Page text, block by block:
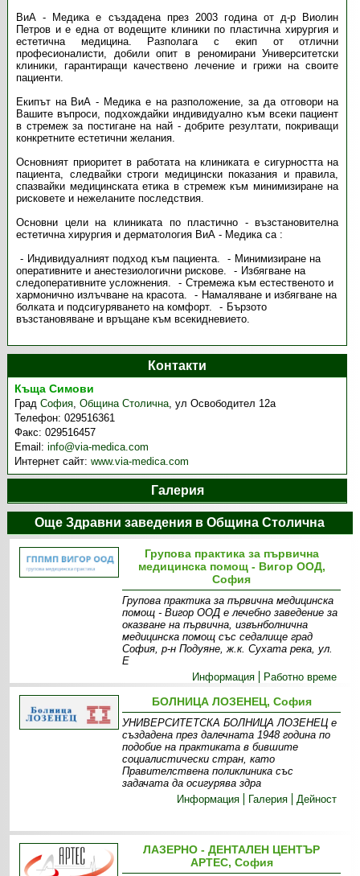
ВиА - Медика е създадена през 2003 година от д-р Виолин
Петров и е една от водещите клиники по пластична хирургия и
естетична медицина. Разполага с екип от отлични
професионалисти, добили опит в реномирани Университетски
клиники, гарантиращи качествено лечение и грижи на своите
пациенти.
Екипът на ВиА - Медика е на разположение, за да отговори на
Вашите въпроси, подхождайки индивидуално към всеки пациент
в стремеж за постигане на най - добрите резултати, покриващи
конкретните естетични желания.
Основният приоритет в работата на клиниката е сигурността на
пациента, следвайки строги медицински показания и правила,
спазвайки медицинската етика в стремеж към минимизиране на
рисковете и нежеланите последствия.
Основни цели на клиниката по пластично - възстановителна
естетична хирургия и дерматология ВиА - Медика са :
Индивидуалният подход към пациента.
Минимизиране на
оперативните и анестезиологични рискове.
Избягване на
следоперативните усложнения.
Стремежа към естественото и
хармонично излъчване на красота.
Намаляване и избягване на
болката и подсигуряването на комфорт.
Бързото
възстановяване и връщане към всекидневието.
Контакти
Къща Симови
ГрадСофия ,Община Столична ,ул Освободител 12а
Телефон:029516361
Факс:029516457
Email:info@via-medica.com
Интернет сайт:www.via-medica.com
Галерия
Още Здравни заведения в Община Столична
Групова практика за първична
медицинска помощ - Вигор ООД,
София
Групова практика за първична медицинска
помощ - Вигор ООД е лечебно заведение за
оказване на първична, извънболнична
медицинска помощ със седалище град
София, р-н Подуяне, ж.к. Сухата река, ул.
Е
Информация
Работно време
БОЛНИЦА ЛОЗЕНЕЦ, София
УНИВЕРСИТЕТСКА БОЛНИЦА ЛОЗЕНЕЦ е
създадена през далечната 1948 година по
подобие на практиката в бившите
социалистически стран, като
Правителствена поликлиника със
задачата да осигурява здра
Информация
Галерия Дейност
ЛАЗЕРНО - ДЕНТАЛЕН ЦЕНТЪР
АРТЕС, София